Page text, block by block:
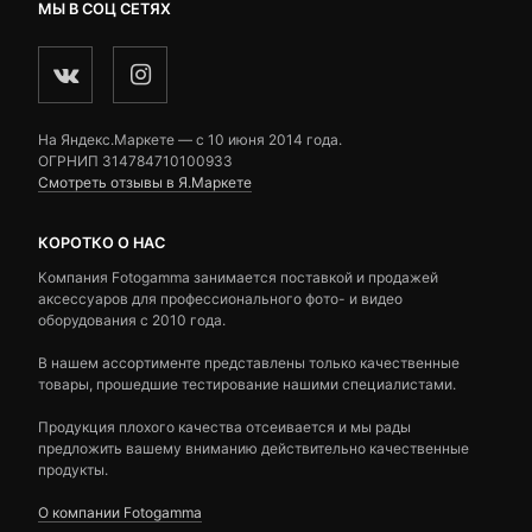
МЫ В СОЦ СЕТЯХ
На Яндекс.Маркете — c 10 июня 2014 года.
ОГРНИП 314784710100933
Смотреть отзывы в Я.Маркете
КОРОТКО О НАС
Компания Fotogamma занимается поставкой и продажей
аксессуаров для профессионального фото- и видео
оборудования с 2010 года.
В нашем ассортименте представлены только качественные
товары, прошедшие тестирование нашими специалистами.
Продукция плохого качества отсеивается и мы рады
предложить вашему вниманию действительно качественные
продукты.
О компании Fotogamma